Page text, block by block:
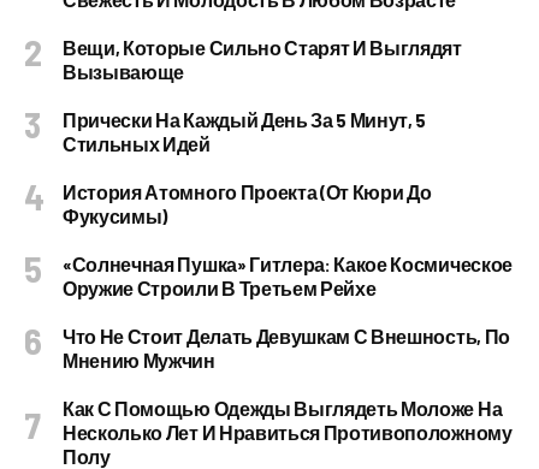
Вещи, Которые Сильно Старят И Выглядят
Вызывающе
Прически На Каждый День За 5 Минут, 5
Стильных Идей
История Атомного Проекта (от Кюри До
Фукусимы)
«Солнечная Пушка» Гитлера: Какое Космическое
Оружие Строили В Третьем Рейхе
Что Не Стоит Делать Девушкам С Внешность, По
Мнению Мужчин
Как С Помощью Одежды Выглядеть Моложе На
Несколько Лет И Нравиться Противоположному
Полу